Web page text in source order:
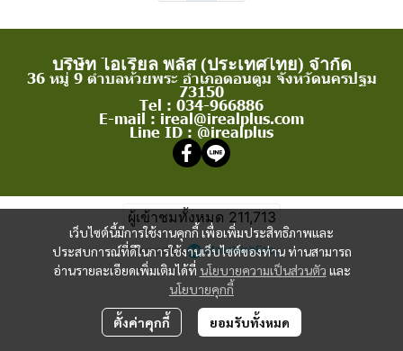
เว็บไซต์นี้มีการใช้งานคุกกี้ เพื่อเพิ่มประสิทธิภาพและ
ประสบการณ์ที่ดีในการใช้งานเว็บไซต์ของท่าน ท่านสามารถ
อ่านรายละเอียดเพิ่มเติมได้ที่ นโยบายความเป็นส่วนตัว และ
นโยบายคุกกี้
ตั้งค่าคุกกี้ ยอมรับทั้งหมด
บริษัท ไอเรียล พลัส (ประเทศไทย) จำกัด
36 หมู่ 9 ตำบลห้วยพระ อำเภอดอนตูม จังหวัดนครปฐม
73150
Tel : 034-966886
E-mail : ireal@irealplus.com
Line ID : @irealplus
ผู้เข้าชมทั้งหมด 211,713
Powered By MakeWebEasy